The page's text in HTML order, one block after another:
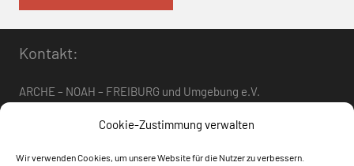
Cookie-Zustimmung verwalten
Wir verwenden Cookies, um unsere Website für die Nutzer zu verbessern.
Kontakt:
ARCHE – NOAH – FREIBURG und Umgebung e.V.
arche-noah-freiburg[at]freenet.de